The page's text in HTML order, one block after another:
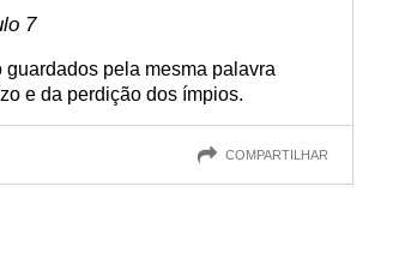
7
guardados pela mesma palavra
e da perdição dos ímpios.
COMPARTILHAR